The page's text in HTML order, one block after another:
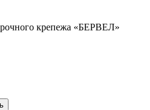
крепежа «БЕРВЕЛ»